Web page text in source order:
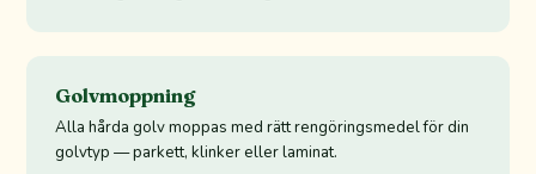
Golvmoppning
Alla hårda golv moppas med rätt rengöringsmedel för din
golvtyp — parkett, klinker eller laminat.